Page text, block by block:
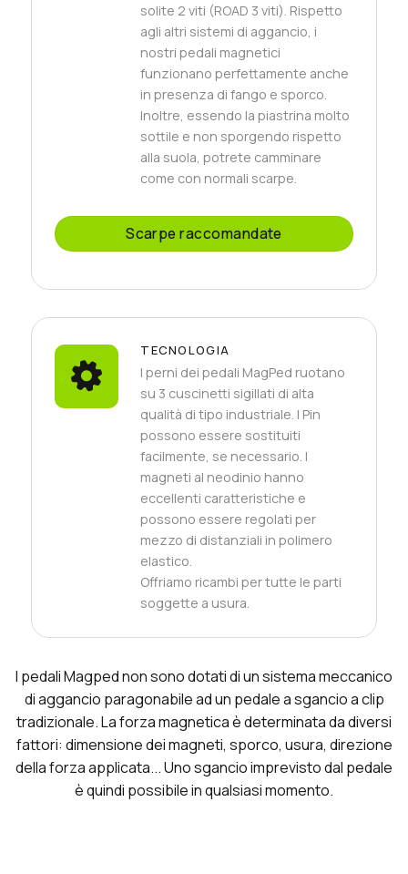
solite 2 viti (ROAD 3 viti). Rispetto
agli altri sistemi di aggancio, i
nostri pedali magnetici
funzionano perfettamente anche
in presenza di fango e sporco.
Inoltre, essendo la piastrina molto
sottile e non sporgendo rispetto
alla suola, potrete camminare
come con normali scarpe.
Scarpe raccomandate
TECNOLOGIA
I perni dei pedali MagPed ruotano
su 3 cuscinetti sigillati di alta
qualità di tipo industriale. I Pin
possono essere sostituiti
facilmente, se necessario. I
magneti al neodinio hanno
eccellenti caratteristiche e
possono essere regolati per
mezzo di distanziali in polimero
elastico.
Offriamo ricambi per tutte le parti
soggette a usura.
I pedali Magped non sono dotati di un sistema meccanico
di aggancio paragonabile ad un pedale a sgancio a clip
tradizionale. La forza magnetica è determinata da diversi
fattori: dimensione dei magneti, sporco, usura, direzione
della forza applicata... Uno sgancio imprevisto dal pedale
è quindi possibile in qualsiasi momento.